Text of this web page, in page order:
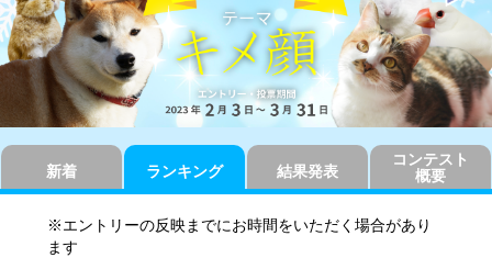
新着 ランキング 結果発表
コンテスト
概要
※エントリーの反映までにお時間をいただく場合があり
ます